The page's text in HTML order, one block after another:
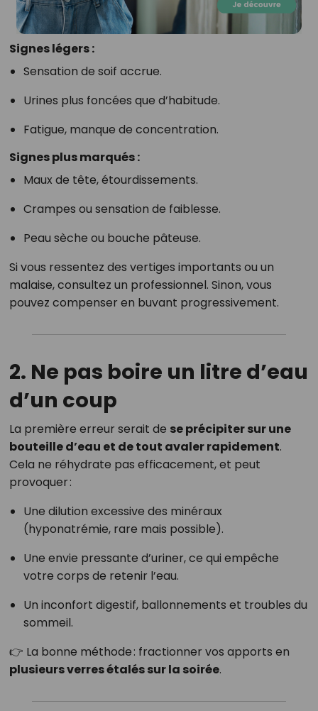
Signes légers :
Sensation de soif accrue.
Urines plus foncées que d’habitude.
Fatigue, manque de concentration.
Signes plus marqués :
Maux de tête, étourdissements.
Crampes ou sensation de faiblesse.
Peau sèche ou bouche pâteuse.
Si vous ressentez des vertiges importants ou un
malaise, consultez un professionnel. Sinon, vous
pouvez compenser en buvant progressivement.
2. Ne pas boire un litre d’eau
d’un coup
La première erreur serait de se précipiter sur une
bouteille d’eau et de tout avaler rapidement.
Cela ne réhydrate pas efficacement, et peut
provoquer :
Une dilution excessive des minéraux
(hyponatrémie, rare mais possible).
Une envie pressante d’uriner, ce qui empêche
votre corps de retenir l’eau.
Un inconfort digestif, ballonnements et troubles du
sommeil.
👉 La bonne méthode : fractionner vos apports en
plusieurs verres étalés sur la soirée.